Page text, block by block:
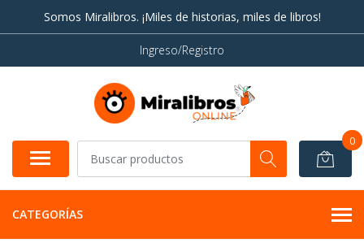
Somos Miralibros. ¡Miles de historias, miles de libros!
Ingreso/Registro
0
CATEGORÍAS